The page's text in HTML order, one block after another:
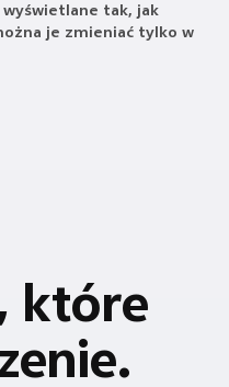
wyświetlane tak, jak
je zmieniać tylko w
które